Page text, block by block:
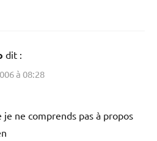
dit :
à 08:28
je ne comprends pas à propos